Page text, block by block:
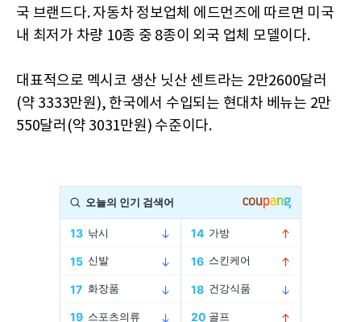
국 브랜드다. 자동차 정보업체 에드먼즈에 따르면 미국
내 최저가 차량 10종 중 8종이 외국 업체 모델이다.
대표적으로 멕시코 생산 닛산 센트라는 2만2600달러
(약 3333만원), 한국에서 수입되는 현대차 베뉴는 2만
550달러(약 3031만원) 수준이다.